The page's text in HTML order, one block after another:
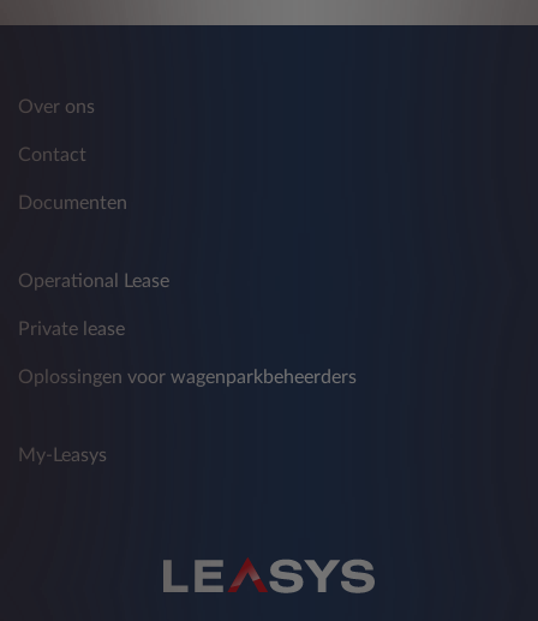
Over ons
Contact
Documenten
Operational Lease
Private lease
Oplossingen voor wagenparkbeheerders
My-Leasys